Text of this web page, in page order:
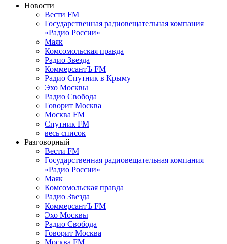
Новости
Вести FM
Государственная радиовещательная компания
«Радио России»
Маяк
Комсомольская правда
Радио Звезда
КоммерсантЪ FM
Радио Спутник в Крыму
Эхо Москвы
Радио Свобода
Говорит Москва
Москва FM
Спутник FM
весь список
Разговорный
Вести FM
Государственная радиовещательная компания
«Радио России»
Маяк
Комсомольская правда
Радио Звезда
КоммерсантЪ FM
Эхо Москвы
Радио Свобода
Говорит Москва
Москва FM